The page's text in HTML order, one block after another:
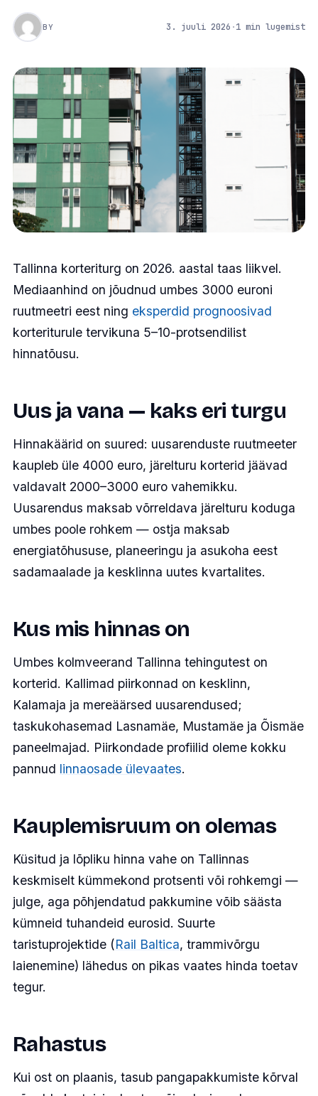
BY 3. juuli 2026 ·1 min lugemist
Tallinna korteriturg on 2026. aastal taas liikvel.
Mediaanhind on jõudnud umbes 3000 euroni
ruutmeetri eest ning eksperdid prognoosivad
korteriturule tervikuna 5–10-protsendilist
hinnatõusu.
Uus ja vana — kaks eri turgu
Hinnakäärid on suured: uusarenduste ruutmeeter
kaupleb üle 4000 euro, järelturu korterid jäävad
valdavalt 2000–3000 euro vahemikku.
Uusarendus maksab võrreldava järelturu koduga
umbes poole rohkem — ostja maksab
energiatõhususe, planeeringu ja asukoha eest
sadamaalade ja kesklinna uutes kvartalites.
Kus mis hinnas on
Umbes kolmveerand Tallinna tehingutest on
korterid. Kallimad piirkonnad on kesklinn,
Kalamaja ja mereäärsed uusarendused;
taskukohasemad Lasnamäe, Mustamäe ja Õismäe
paneelmajad. Piirkondade profiilid oleme kokku
pannud linnaosade ülevaates.
Kauplemisruum on olemas
Küsitud ja lõpliku hinna vahe on Tallinnas
keskmiselt kümmekond protsenti või rohkemgi —
julge, aga põhjendatud pakkumine võib säästa
kümneid tuhandeid eurosid. Suurte
taristuprojektide (Rail Baltica, trammivõrgu
laienemine) lähedus on pikas vaates hinda toetav
tegur.
Rahastus
Kui ost on plaanis, tasub pangapakkumiste kõrval